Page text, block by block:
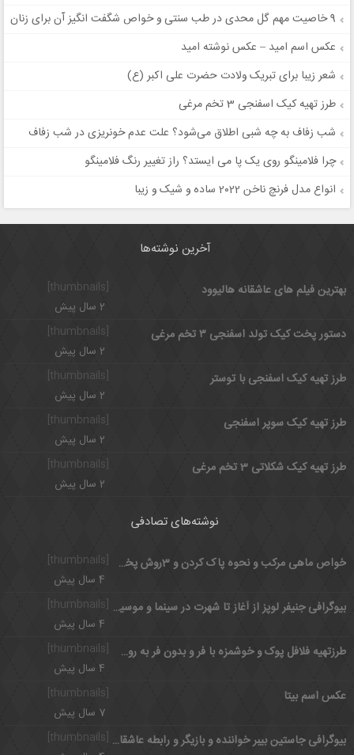
9 خاصیت مهم گل محدی در طب سنتی و خواص شگفت انگیز آن برای زنان
عکس اسم امید – عکس نوشته امید
شعر زیبا برای تبریک ولادت حضرت علی‌ اکبر (ع)
طرز تهیه کیک اسفنجی 3 تخم مرغی
شب زفاف به چه شبی اطلاق می‌شود؟ علت عدم خونریزی در شب زفاف
چرا فلامینگو روی یک پا می ایستد؟ راز تغییر رنگ فلامینگو
انواع مدل فرنچ ناخن 2022 ساده و شیک و زیبا
آخرین نوشته‌ها
بهترین فیلم های عاشقانه هالیوود
2 سال پیش
[thumbnails]
دستور پخت کیک تولد اسفنجی ۳ تخم مرغی
2 سال پیش
طرز تهیه کیک اسفنجی با توستر
2 سال پیش
[thumbnails]
طرز تهیه کیک سوپر اسفنجی
2 سال پیش
طرز تهیه کیک شکلاتی 3 تخم مرغی
2 سال پیش
نوشته‌های تصادفی
[thumbnails] خواص ماهی مرکب و نحوه پاک کردن و 3روش پخت ماهی مرکب
4 سال پیش
بیوگرافی جنیفر لوپز از آغاز تا شهرت در سینما و موسیقی
4 سال پیش
[thumbnails]
طرزتهیه فلافل پوک و خوشمزه با فر و بدون فر به روش جنوبی
4 سال پیش
عکس اسم بیتا
7 سال پیش
بیوگرافی جاستین بیبر خواننده و بازیگر و رابطه عاشقانه با سلنا گومز